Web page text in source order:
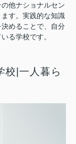
他ナショナルセン
す。実践的な知識
めることで、自分
る学校です。
校|一人暮ら